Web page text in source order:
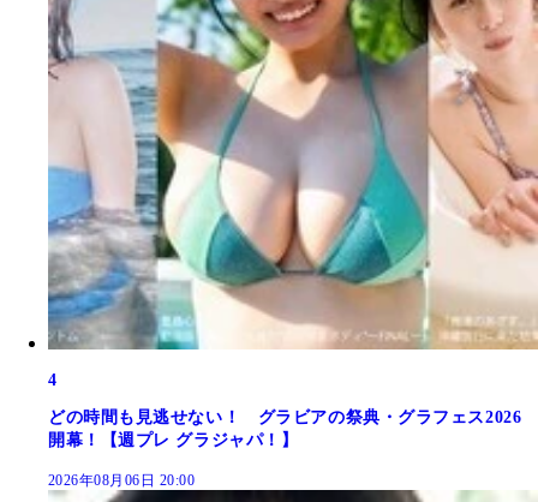
4
どの時間も見逃せない！ グラビアの祭典・グラフェス2026
開幕！【週プレ グラジャパ！】
2026年08月06日 20:00